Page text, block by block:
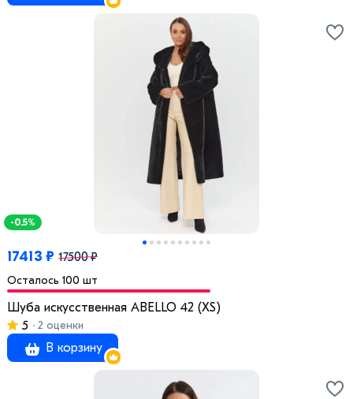
-0.5%
17413 ₽ 17500 ₽
Осталось 100 шт
Шуба искусственная ABELLO 42 (XS)
5
2 оценки
В корзину